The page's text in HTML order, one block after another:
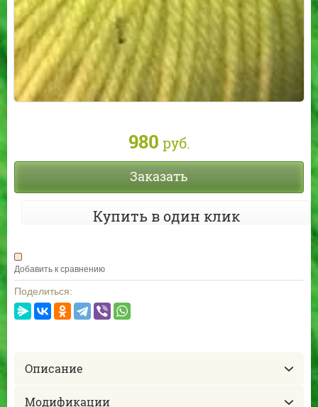
980 руб.
Заказать
Купить в один клик
Добавить к сравнению
Поделиться:
Описание
Модификации